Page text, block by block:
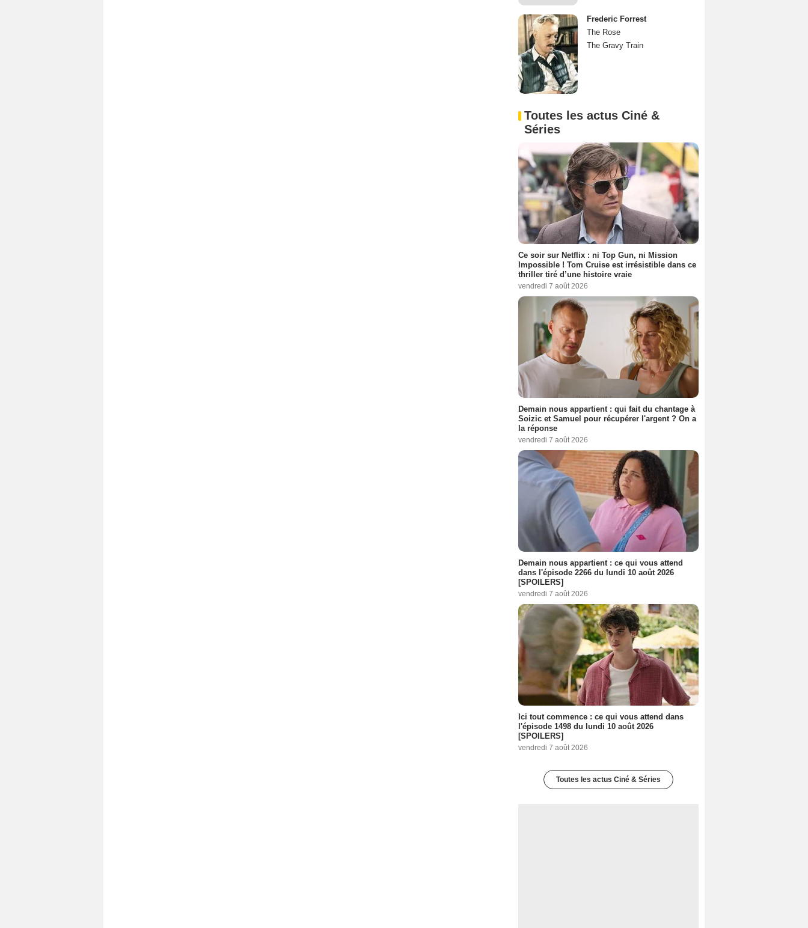
Frederic Forrest
The Rose
The Gravy Train
Toutes les actus Ciné &
Séries
Ce soir sur Netflix : ni Top Gun, ni Mission
Impossible ! Tom Cruise est irrésistible dans ce
thriller tiré d’une histoire vraie
vendredi 7 août 2026
Demain nous appartient : qui fait du chantage à
Soizic et Samuel pour récupérer l'argent ? On a
la réponse
vendredi 7 août 2026
Demain nous appartient : ce qui vous attend
dans l'épisode 2266 du lundi 10 août 2026
[SPOILERS]
vendredi 7 août 2026
Ici tout commence : ce qui vous attend dans
l'épisode 1498 du lundi 10 août 2026
[SPOILERS]
vendredi 7 août 2026
Toutes les actus Ciné & Séries